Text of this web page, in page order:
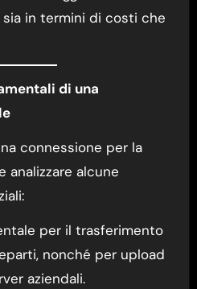
in termini di costi che
di una
connessione per la
analizzare alcune
per il trasferimento
nonché per upload
aziendali.